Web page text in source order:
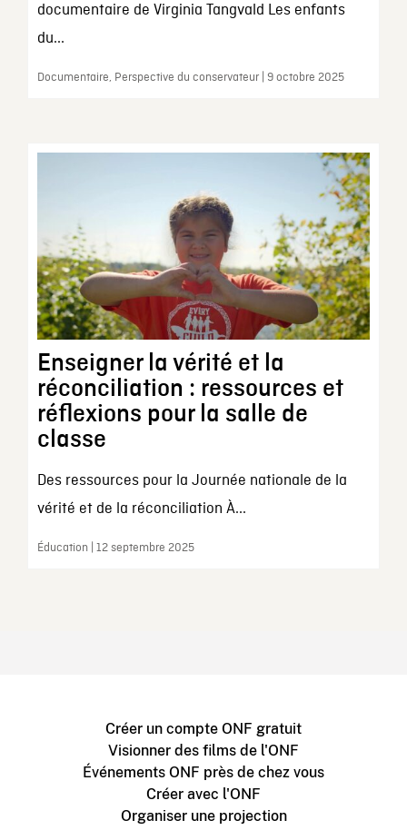
documentaire de Virginia Tangvald Les enfants
du...
Documentaire, Perspective du conservateur | 9 octobre 2025
Enseigner la vérité et la
réconciliation : ressources et
réflexions pour la salle de
classe
Des ressources pour la Journée nationale de la
vérité et de la réconciliation À...
Éducation | 12 septembre 2025
Créer un compte ONF gratuit
Visionner des films de l'ONF
Événements ONF près de chez vous
Créer avec l'ONF
Organiser une projection